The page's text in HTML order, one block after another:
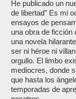
He publicado un
de libertad" Es mi
ensayos de
una obra de ficción
una novela
ser ni héroe ni
orgullo. El limbo
mediocres, donde
que hasta los
temporadas de